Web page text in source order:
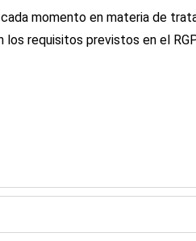
momento en materia de
requisitos previstos en el